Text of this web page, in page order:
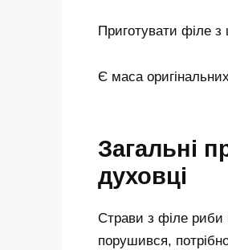
Приготувати філе
Є маса
Загальні
духовці
Страви з філе риби
порушився,